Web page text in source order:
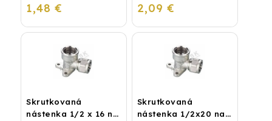
1,48 € 2,09 €
Skrutkovaná
nástenka 1/2 x 16 na
Skrutkovaná
nástenka 1/2x20 na